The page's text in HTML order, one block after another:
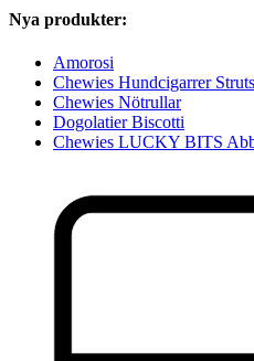
Nya produkter:
Amorosi
Chewies Hundcigarrer
Chewies Nötrullar
Dogolatier Biscotti
Chewies LUCKY BITS